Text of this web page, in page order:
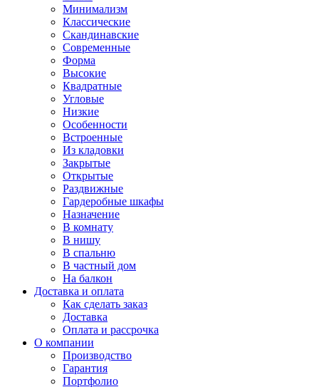
Минимализм
Классические
Скандинавские
Современные
Форма
Высокие
Квадратные
Угловые
Низкие
Особенности
Встроенные
Из кладовки
Закрытые
Открытые
Раздвижные
Гардеробные шкафы
Назначение
В комнату
В нишу
В спальню
В частный дом
На балкон
Доставка и оплата
Как сделать заказ
Доставка
Оплата и рассрочка
О компании
Производство
Гарантия
Портфолио